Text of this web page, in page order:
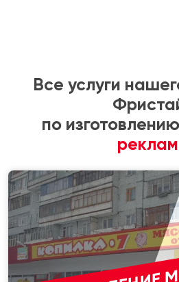
Все услуги
по изготовлению